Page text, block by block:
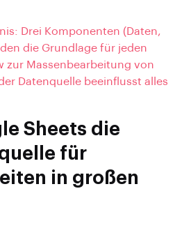
Drei Komponenten (Daten,
die Grundlage für jeden
zur Massenbearbeitung von
Datenquelle beeinflusst alles
Sheets die
für
in großen